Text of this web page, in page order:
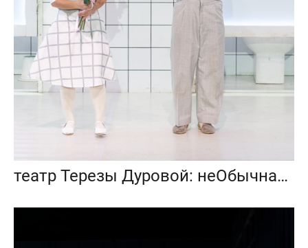
театр Терезы Дуровой: неОбычная школьная история (Принцесса и Пьер)